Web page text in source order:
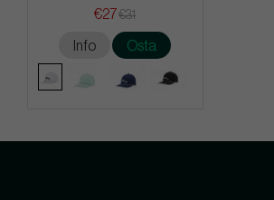
€27€31
Info Osta